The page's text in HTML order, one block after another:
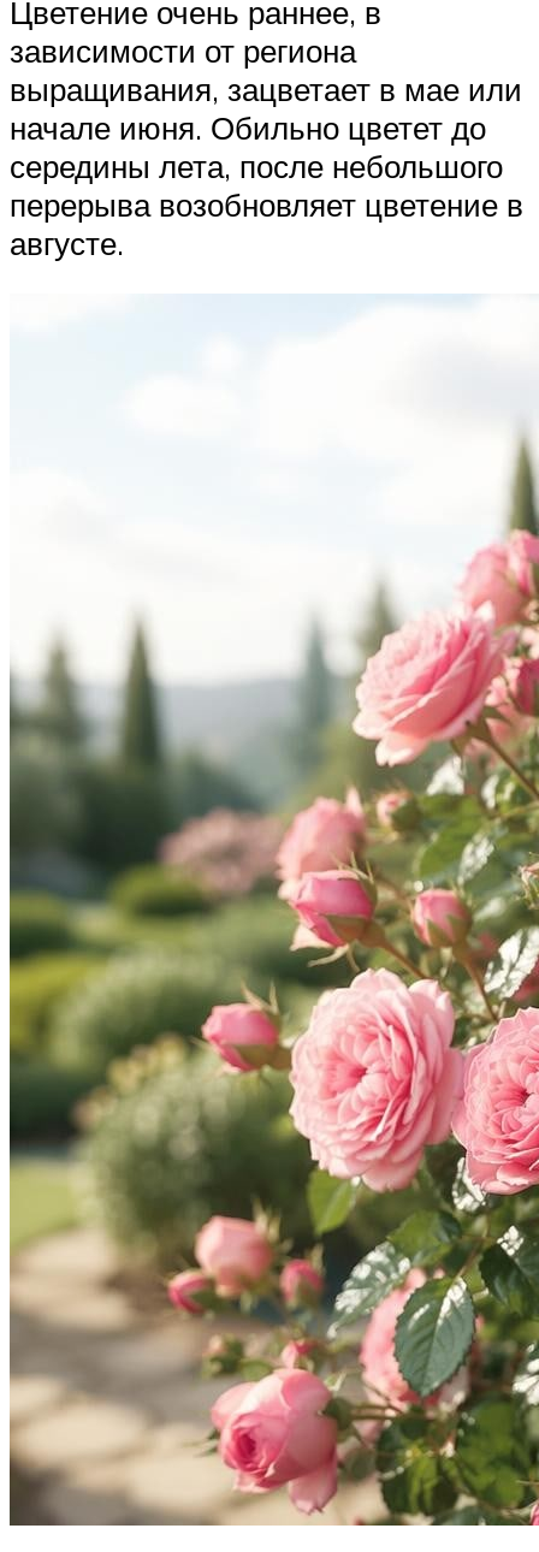
Цветение очень раннее, в
зависимости от региона
выращивания, зацветает в мае или
начале июня. Обильно цветет до
середины лета, после небольшого
перерыва возобновляет цветение в
августе.